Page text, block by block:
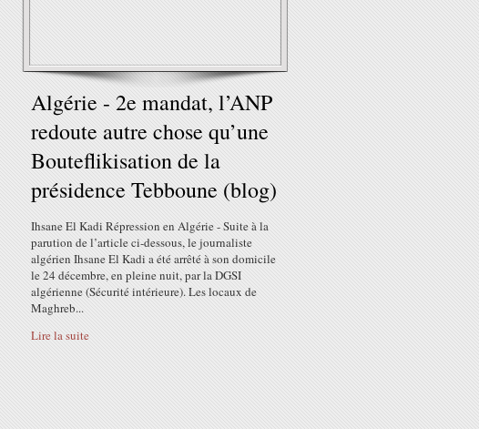
Algérie - 2e mandat, l’ANP
redoute autre chose qu’une
Bouteflikisation de la
présidence Tebboune (blog)
Ihsane El Kadi Répression en Algérie - Suite à la
parution de l’article ci-dessous, le journaliste
algérien Ihsane El Kadi a été arrêté à son domicile
le 24 décembre, en pleine nuit, par la DGSI
algérienne (Sécurité intérieure). Les locaux de
Maghreb...
Lire la suite